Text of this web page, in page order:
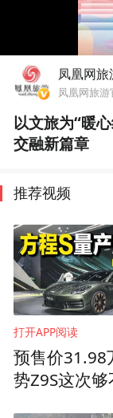
凤凰网旅
凤凰网旅游
以文旅为“暖
交融新篇章
推荐视频
打开APP阅读
预售价31.98
势Z9S这次